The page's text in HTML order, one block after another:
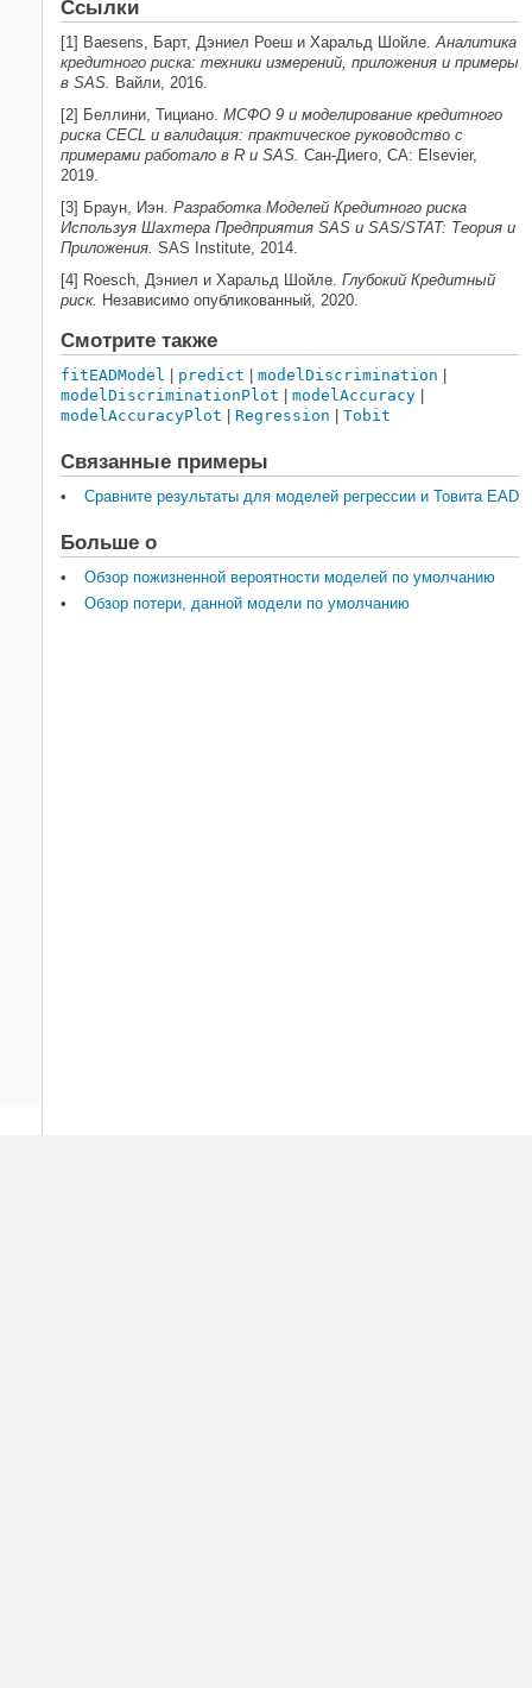
Ссылки
[1] Baesens, Барт, Дэниел Роеш и Харальд Шойле.Аналитика
кредитного риска: техники измерений, приложения и примеры
в SAS. Вайли, 2016.
[2] Беллини, Тициано. МСФО 9 и моделирование кредитного
риска CECL и валидация: практическое руководство с
примерами работало в R и SAS. Сан-Диего, CA: Elsevier,
2019.
[3] Браун, Иэн. Разработка Моделей Кредитного риска
Используя Шахтера Предприятия SAS и SAS/STAT: Теория и
Приложения. SAS Institute, 2014.
[4] Roesch, Дэниел и Харальд Шойле. Глубокий Кредитный
риск. Независимо опубликованный, 2020.
Смотрите также
fitEADModel predict modelDiscrimination
modelDiscriminationPlot
modelAccuracy
modelAccuracyPlot
Regression Tobit
Связанные примеры
Сравните результаты для моделей регрессии и Товита EAD
Больше о
Обзор пожизненной вероятности моделей по умолчанию
Обзор потери, данной модели по умолчанию